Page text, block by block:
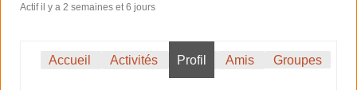
Actif il y a 2 semaines et 6 jours
Accueil Activités Profil Amis Groupes